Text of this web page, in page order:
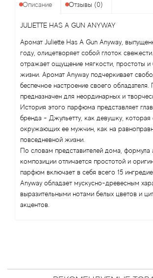
Описание Отзывы (0)
JULIETTE HAS A GUN ANYWAY
Аромат Juliette Has A Gun Anyway,
году, олицетворяет собой глоток
отражает ощущение мягкости, простоты и
жизни. Аромат Anyway подчеркивает
беспечное настроение своего
предназначен для неординарных и
История этого парфюма представляет
бренда - Джульетту, как девушку, которая
окружающих ее мужчин, как на
повседневной жизни.
По словам представителей дома, формула
композиции отличается простотой и
парфюм включает в себя всего 15
Anyway обладает мускусно-древесным
выразительными нотами белых цветов и
акцентов.
Amouroud
Angel Schlesser
Anima Mundi
Anna Sui
Annayake
Anne Fontaine
Annick Goutal
Antonia's Flowers